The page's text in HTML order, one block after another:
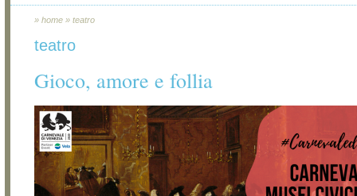
» home » teatro
teatro
Gioco, amore e follia